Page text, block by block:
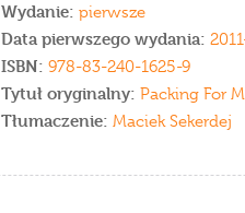
Wydanie: pierwsze
Data pierwszego wydania:
ISBN: 978-83-240-1625-9
Tytuł oryginalny: Packing For
Tłumaczenie: Maciek Sekerdej